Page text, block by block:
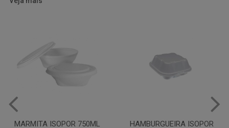
HAMBURGUEIRA ISOPOR
CAIXA PARDA PIZZA N30